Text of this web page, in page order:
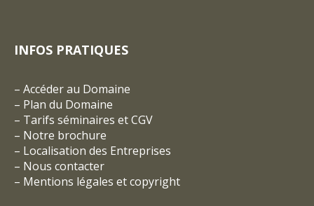
INFOS PRATIQUES
– Accéder au Domaine
– Plan du Domaine
– Tarifs séminaires et CGV
– Notre brochure
– Localisation des Entreprises
– Nous contacter
– Mentions légales et copyright